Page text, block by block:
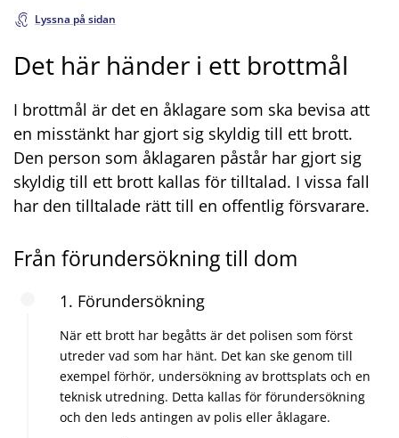
Lyssna på sidan
Det här händer i ett brottmål
I brottmål är det en åklagare som ska bevisa att
en misstänkt har gjort sig skyldig till ett brott.
Den person som åklagaren påstår har gjort sig
skyldig till ett brott kallas för tilltalad. I vissa fall
har den tilltalade rätt till en offentlig försvarare.
Från förundersökning till dom
1. Förundersökning
När ett brott har begåtts är det polisen som först
utreder vad som har hänt. Det kan ske genom till
exempel förhör, undersökning av brottsplats och en
teknisk utredning. Detta kallas för förundersökning
och den leds antingen av polis eller åklagare.